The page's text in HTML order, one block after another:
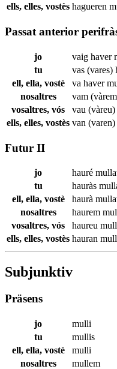
ells, elles, vostès hagueren
Passat anterior
jo vaig haver
tu
vas (vares)
ell, ella, vostè
va haver
nosaltres
vam
vosaltres, vós
vau
ells, elles, vostès van
Futur II
jo hauré
tu
hauràs
ell, ella, vostè
haurà
nosaltres
haurem
vosaltres, vós
haureu
ells, elles, vostès hauran
Subjunktiv
Präsens
jo
mulli
tu
mullis
ell, ella, vostè
mulli
nosaltres
mullem